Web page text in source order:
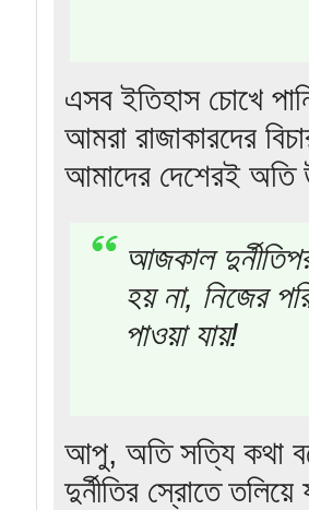
এসব ইতিহাস চোখে
আমরা রাজাকারদের
আমাদের দেশেরই অতি
আজকাল
হয় না, নিজের
পাওয়া যায়!
আপু, অতি সত্যি কথা
দুর্নীতির স্রোতে